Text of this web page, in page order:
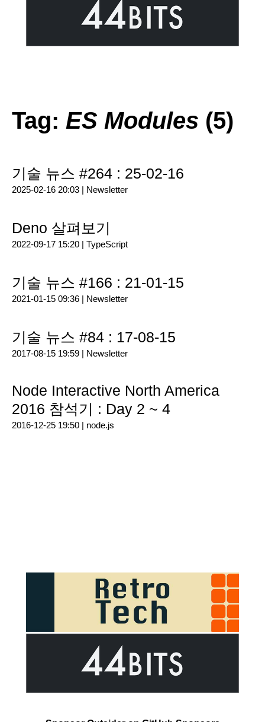
Tag: ES Modules (5)
기술 뉴스 #264 : 25-02-16
2025-02-16 20:03 | Newsletter
Deno 살펴보기
2022-09-17 15:20 | TypeScript
기술 뉴스 #166 : 21-01-15
2021-01-15 09:36 | Newsletter
기술 뉴스 #84 : 17-08-15
2017-08-15 19:59 | Newsletter
Node Interactive North America
2016 참석기 : Day 2 ~ 4
2016-12-25 19:50 | node.js